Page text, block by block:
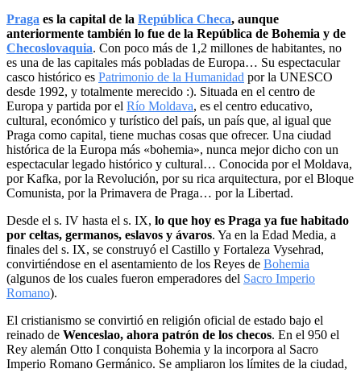
Praga es la capital de la República Checa, aunque
anteriormente también lo fue de la República de Bohemia y de
Checoslovaquia. Con poco más de 1,2 millones de habitantes, no
es una de las capitales más pobladas de Europa… Su espectacular
casco histórico es Patrimonio de la Humanidad por la UNESCO
desde 1992, y totalmente merecido :). Situada en el centro de
Europa y partida por el Río Moldava, es el centro educativo,
cultural, económico y turístico del país, un país que, al igual que
Praga como capital, tiene muchas cosas que ofrecer. Una ciudad
histórica de la Europa más «bohemia», nunca mejor dicho con un
espectacular legado histórico y cultural… Conocida por el Moldava,
por Kafka, por la Revolución, por su rica arquitectura, por el Bloque
Comunista, por la Primavera de Praga… por la Libertad.
Desde el s. IV hasta el s. IX, lo que hoy es Praga ya fue habitado
por celtas, germanos, eslavos y ávaros. Ya en la Edad Media, a
finales del s. IX, se construyó el Castillo y Fortaleza Vysehrad,
convirtiéndose en el asentamiento de los Reyes de Bohemia
(algunos de los cuales fueron emperadores del Sacro Imperio
Romano).
El cristianismo se convirtió en religión oficial de estado bajo el
reinado de Wenceslao, ahora patrón de los checos. En el 950 el
Rey alemán Otto I conquista Bohemia y la incorpora al Sacro
Imperio Romano Germánico. Se ampliaron los límites de la ciudad,